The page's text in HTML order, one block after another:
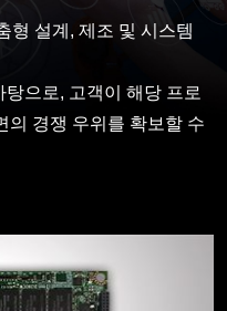
형 설계, 제조 및 시스템
으로, 고객이 해당 프로
의 경쟁 우위를 확보할 수